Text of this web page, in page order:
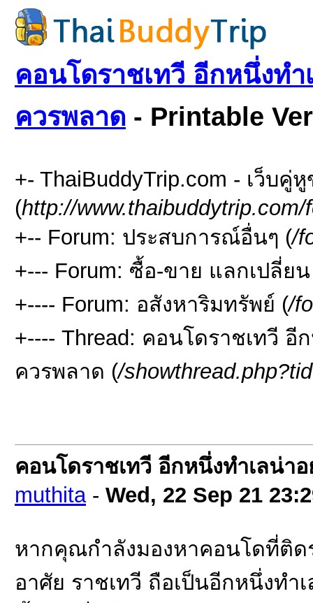
คอนโดราชเทวี อีกหนึ่งท
ควรพลาด - Printable
+- ThaiBuddyTrip.com - เว็บคู่
(http://www.thaibuddytrip.com/
+-- Forum: ประสบการณ์อื่นๆ (/
+--- Forum: ซื้อ-ขาย แลกเปลี่ย
+---- Forum: อสังหาริมทรัพย์ (/
+---- Thread: คอนโดราชเทวี อี
ควรพลาด (/
คอนโดราชเทวี อีกหนึ่งทำเลน่า
muthita- Wed, 22 Sep 21
หากคุณกำลังมองหาคอนโดที่ติด
อาศัย ราชเทวี ถือเป็นอีกหนึ่งทำ